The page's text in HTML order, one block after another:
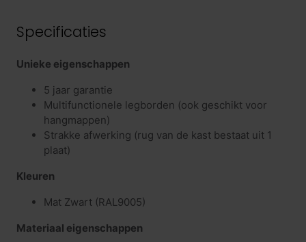
Specificaties
Unieke eigenschappen
5 jaar garantie
Multifunctionele legborden (ook geschikt voor
hangmappen)
Strakke afwerking (rug van de kast bestaat uit 1
plaat)
Kleuren
Mat Zwart (RAL9005)
Materiaal eigenschappen